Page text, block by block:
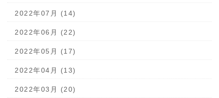
2022年07月 (14)
2022年06月 (22)
2022年05月 (17)
2022年04月 (13)
2022年03月 (20)